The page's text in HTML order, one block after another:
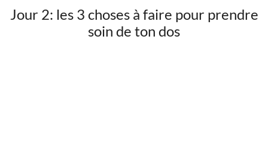
Jour 2: les 3 choses à faire pour prendre
soin de ton dos